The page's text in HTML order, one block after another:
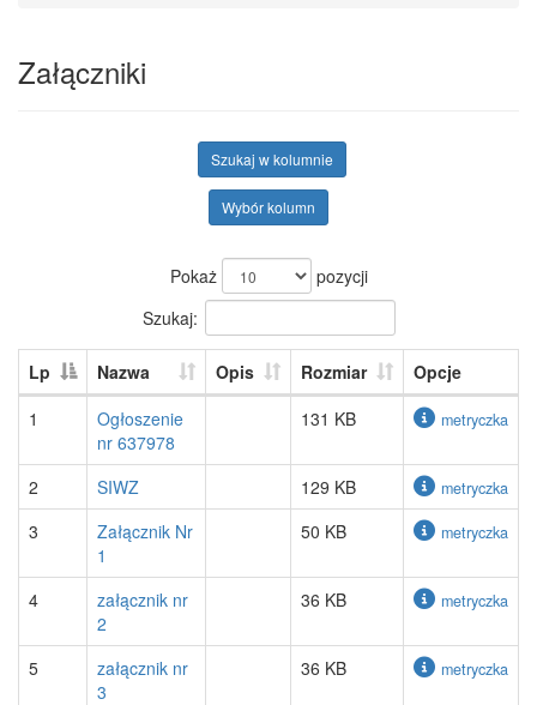
Załączniki
Szukaj w kolumnie
Wybór kolumn
Pokaż
pozycji
Szukaj:
Lp Nazwa Opis Rozmiar
Opcje
1
Ogłoszenie
nr 637978
131 KB metryczka
2 SIWZ 129 KB metryczka
3
Załącznik Nr
1
50 KB metryczka
4
załącznik nr
2
36 KB metryczka
5
załącznik nr
3
36 KB metryczka